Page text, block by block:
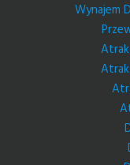
Wynajem